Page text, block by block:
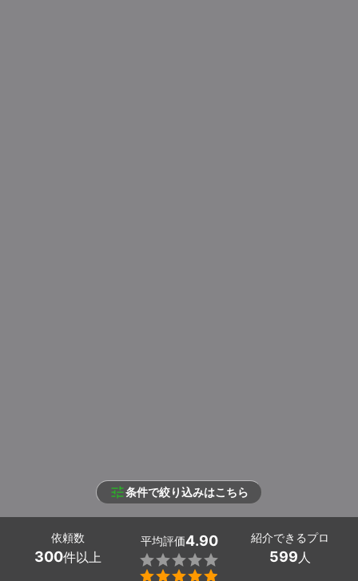
条件で絞り込みはこちら
依頼数
300件以上
平均評価4.90


紹介できるプロ
599人